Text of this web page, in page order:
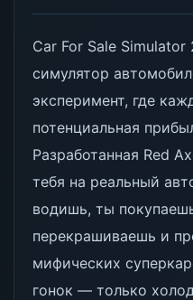
Car For Sale
симулятор
эксперимент, где
потенциальная
Разработанная Red
тебя на реальный
водишь, ты
перекрашиваешь и
мифических
гонок — только